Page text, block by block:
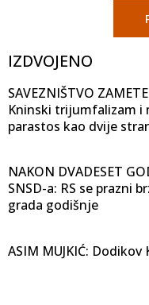
IZDVOJENO
SAVEZNIŠTVO
Kninski trijumfalizam i
parastos kao dvije
NAKON DVADESET
SNSD-a: RS se prazni
grada godišnje
ASIM MUJKIĆ: Dodikov